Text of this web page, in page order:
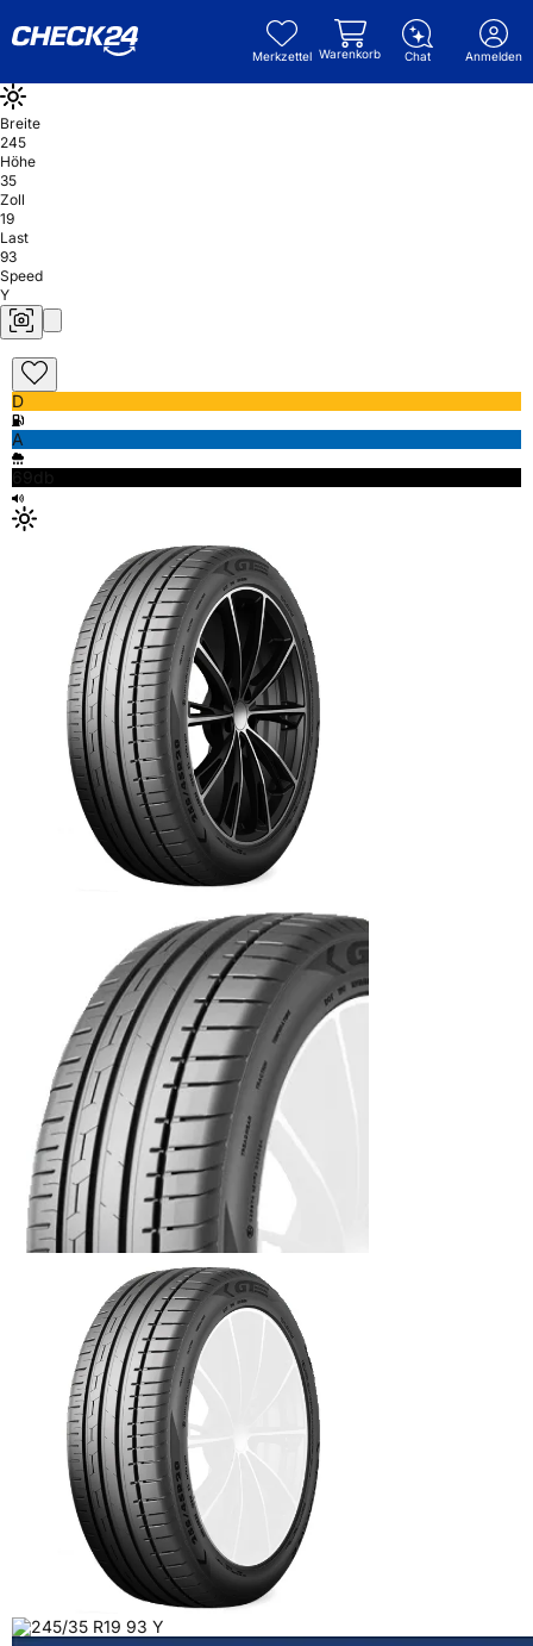
Merkzettel Warenkorb Chat Anmelden
Breite
245
Höhe
35
Zoll
19
Last
93
Speed
Y
D
A
69db